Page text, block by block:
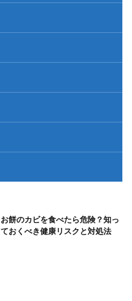
お餅のカビを食べたら危険？知っ
ておくべき健康リスクと対処法